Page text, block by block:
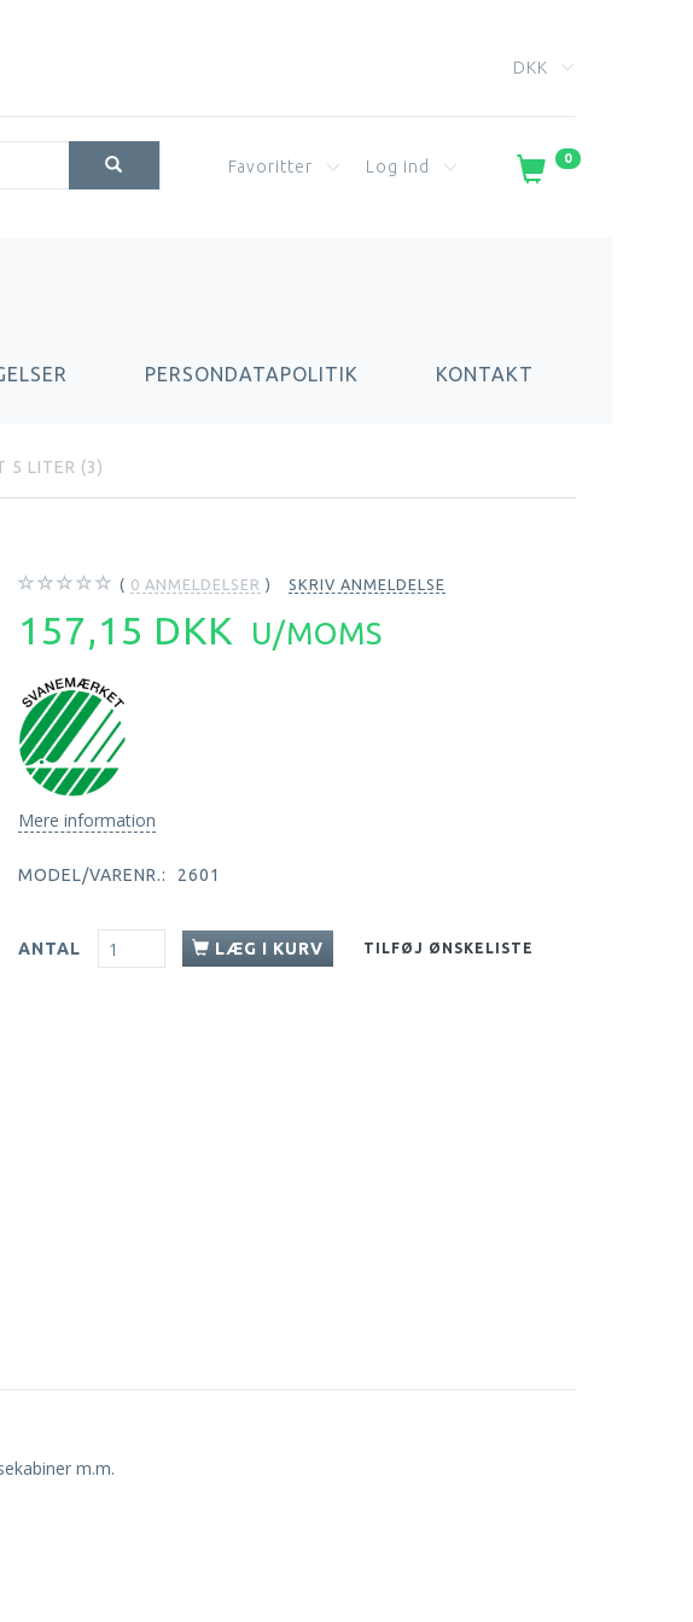
DKK
0
Favoritter Log ind
PERSONDATAPOLITIK KONTAKT
5 LITER (3)
0 ANMELDELSER SKRIV ANMELDELSE
157,15 DKK U/MOMS
Mere information
MODEL/VARENR.: 2601
ANTAL LÆG I KURV TILFØJ ØNSKELISTE
m.m.